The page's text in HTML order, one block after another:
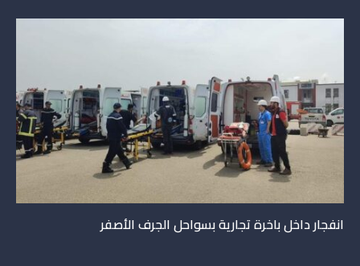
انفجار داخل باخرة تجارية بسواحل الجرف الأصفر